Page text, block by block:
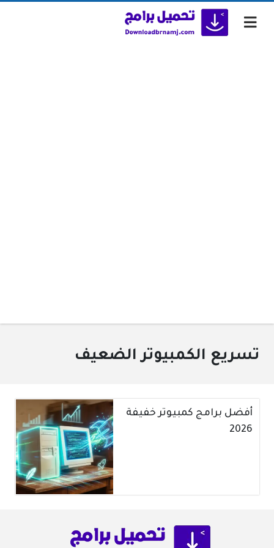
تسريع الكمبيوتر الضعيف
أفضل برامج كمبيوتر خفيفة
2026